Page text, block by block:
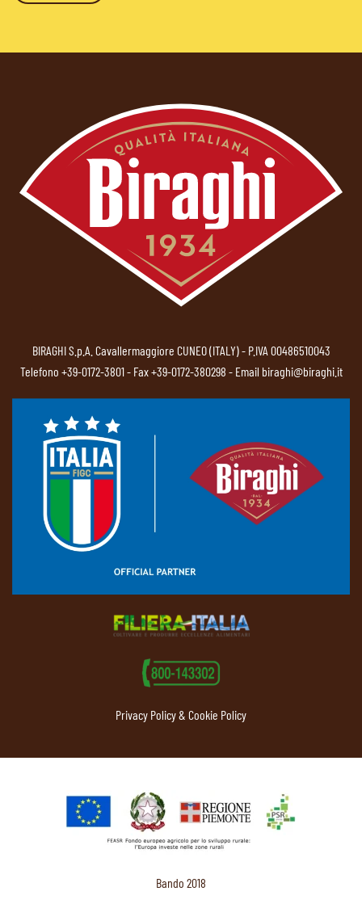
BIRAGHI S.p.A. Cavallermaggiore CUNEO (ITALY) - P.IVA 00486510043
Telefono +39-0172-3801- Fax +39-0172-380298 - Email biraghi@biraghi.it
Privacy Policy & Cookie Policy
Bando 2018